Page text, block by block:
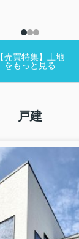
【売買特集】土地
をもっと見る
戸建